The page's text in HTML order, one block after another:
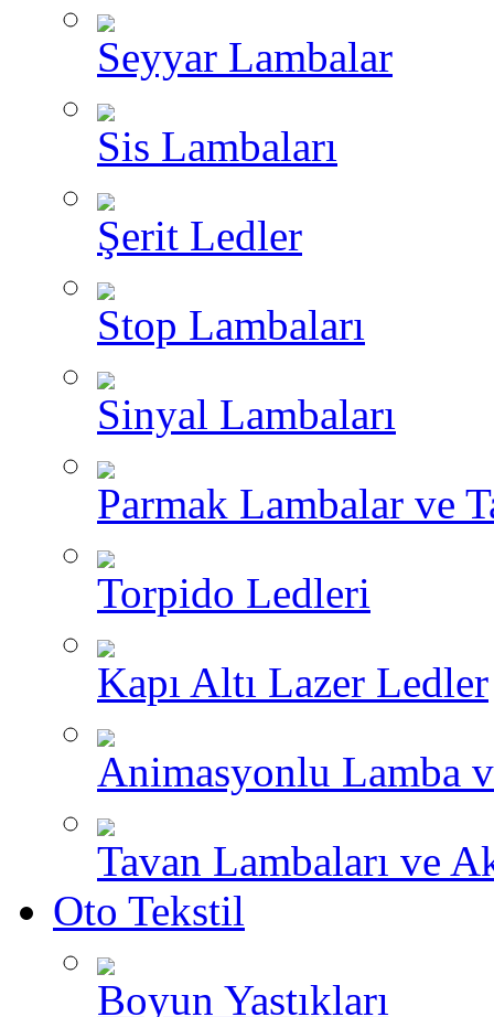
Seyyar Lambalar
Sis Lambaları
Şerit Ledler
Stop Lambaları
Sinyal Lambaları
Parmak Lambalar ve
Torpido Ledleri
Kapı Altı Lazer Ledler
Animasyonlu Lamba
Tavan Lambaları ve
Oto Tekstil
Boyun Yastıkları